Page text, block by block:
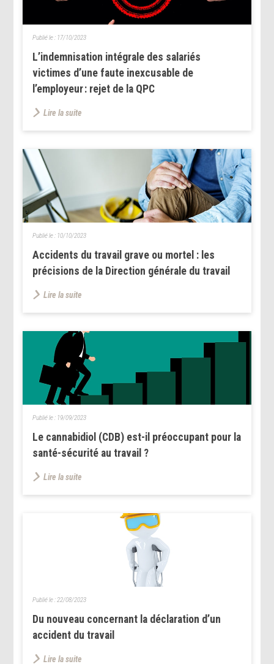
L’indemnisation intégrale des salariés
victimes d’une faute inexcusable de
l’employeur : rejet de la QPC
Publié le : 17/10/2023
Lire la suite
Accidents du travail grave ou mortel : les
précisions de la Direction générale du travail
Publié le : 10/10/2023
Lire la suite
Le cannabidiol (CDB) est-il préoccupant pour la
santé-sécurité au travail ?
Publié le : 19/09/2023
Lire la suite
Du nouveau concernant la déclaration d’un
accident du travail
Publié le : 22/08/2023
Lire la suite